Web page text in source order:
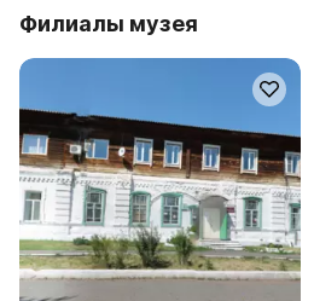
Филиалы музея